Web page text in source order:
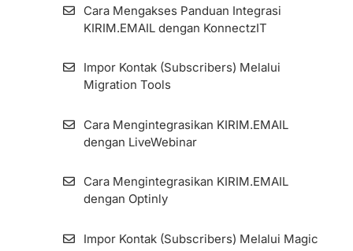
Cara Mengakses Panduan Integrasi
KIRIM.EMAIL dengan KonnectzIT
Impor Kontak (Subscribers) Melalui
Migration Tools
Cara Mengintegrasikan KIRIM.EMAIL
dengan LiveWebinar
Cara Mengintegrasikan KIRIM.EMAIL
dengan Optinly
Impor Kontak (Subscribers) Melalui Magic